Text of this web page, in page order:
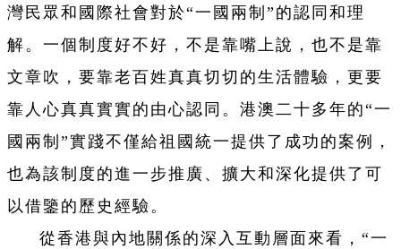
灣民眾和國際社會對於“一國兩制”的認同和理
解。一個制度好不好，不是靠嘴上說，也不是靠
文章吹，要靠老百姓真真切切的生活體驗，更要
靠人心真真實實的由心認同。港澳二十多年的“一
國兩制”實踐不僅給祖國統一提供了成功的案例，
也為該制度的進一步推廣、擴大和深化提供了可
以借鑒的歷史經驗。
從香港與內地關係的深入互動層面來看，“一